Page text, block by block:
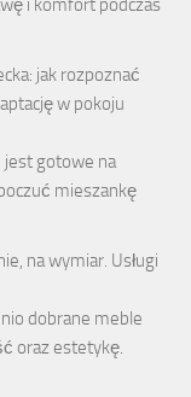
i komfort podczas
jak rozpoznać
w pokoju
jest gotowe na
mieszankę
na wymiar. Usługi
dobrane meble
oraz estetykę.